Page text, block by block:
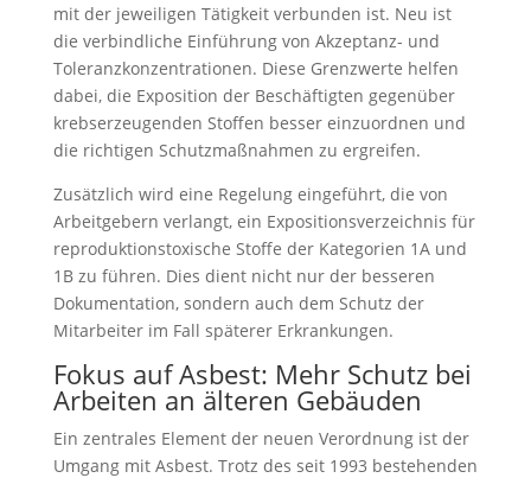
mit der jeweiligen Tätigkeit verbunden ist. Neu ist
die verbindliche Einführung von Akzeptanz- und
Toleranzkonzentrationen. Diese Grenzwerte helfen
dabei, die Exposition der Beschäftigten gegenüber
krebserzeugenden Stoffen besser einzuordnen und
die richtigen Schutzmaßnahmen zu ergreifen.
Zusätzlich wird eine Regelung eingeführt, die von
Arbeitgebern verlangt, ein Expositionsverzeichnis für
reproduktionstoxische Stoffe der Kategorien 1A und
1B zu führen. Dies dient nicht nur der besseren
Dokumentation, sondern auch dem Schutz der
Mitarbeiter im Fall späterer Erkrankungen.
Fokus auf Asbest: Mehr Schutz bei
Arbeiten an älteren Gebäuden
Ein zentrales Element der neuen Verordnung ist der
Umgang mit Asbest. Trotz des seit 1993 bestehenden